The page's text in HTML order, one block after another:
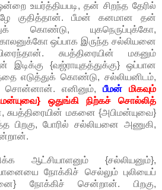
உயர்த்தியபடி, தன் சிறந்த தேரில்
குதித்தான். பீமன் கனமான தன்
கொண்டு, யுகநெருப்புக்கோ,
காலனுக்கோ ஒப்பாக இருந்த சல்லியனை
சுபத்திரையின் மகனும்
இடிக்கு {வஜ்ராயுதத்துக்கு} ஒப்பான
எடுத்துக் கொண்டு, சல்லியனிடம்,
சொன்னான். எனினும், பீமன்மிகவும்
ஒதுங்கி நிற்கச் சொல்லித்
சுபத்திரையின் மகனை {அபிமன்யுவை}
பிறகு, போரில் சல்லியனை அணுகி,
ஆட்சியாளனும் {சல்லியனும்},
நோக்கிச் செல்லும் புலியைப்
நோக்கிச் சென்றான். பிறகு,